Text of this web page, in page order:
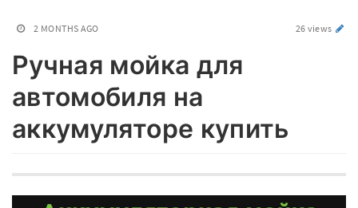
2 MONTHS AGO 26 views
Ручная мойка для
автомобиля на
аккумуляторе купить